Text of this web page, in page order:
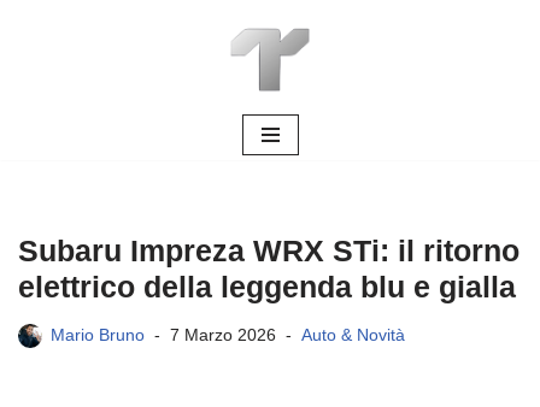
Subaru Impreza WRX STi: il ritorno
elettrico della leggenda blu e gialla
Mario Bruno 7 Marzo 2026 Auto & Novità